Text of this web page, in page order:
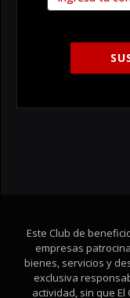
Este Club de
empresas
bienes, servicios y
exclusiva
actividad, sin que